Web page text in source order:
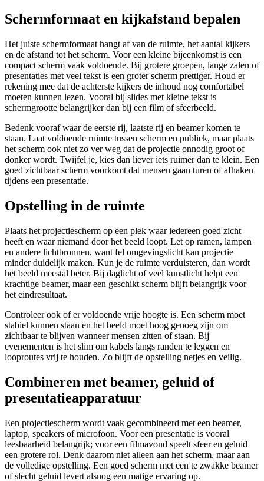
Schermformaat en kijkafstand bepalen
Het juiste schermformaat hangt af van de ruimte, het aantal kijkers
en de afstand tot het scherm. Voor een kleine bijeenkomst is een
compact scherm vaak voldoende. Bij grotere groepen, lange zalen of
presentaties met veel tekst is een groter scherm prettiger. Houd er
rekening mee dat de achterste kijkers de inhoud nog comfortabel
moeten kunnen lezen. Vooral bij slides met kleine tekst is
schermgrootte belangrijker dan bij een film of sfeerbeeld.
Bedenk vooraf waar de eerste rij, laatste rij en beamer komen te
staan. Laat voldoende ruimte tussen scherm en publiek, maar plaats
het scherm ook niet zo ver weg dat de projectie onnodig groot of
donker wordt. Twijfel je, kies dan liever iets ruimer dan te klein. Een
goed zichtbaar scherm voorkomt dat mensen gaan turen of afhaken
tijdens een presentatie.
Opstelling in de ruimte
Plaats het projectiescherm op een plek waar iedereen goed zicht
heeft en waar niemand door het beeld loopt. Let op ramen, lampen
en andere lichtbronnen, want fel omgevingslicht kan projectie
minder duidelijk maken. Kun je de ruimte verduisteren, dan wordt
het beeld meestal beter. Bij daglicht of veel kunstlicht helpt een
krachtige beamer, maar een geschikt scherm blijft belangrijk voor
het eindresultaat.
Controleer ook of er voldoende vrije hoogte is. Een scherm moet
stabiel kunnen staan en het beeld moet hoog genoeg zijn om
zichtbaar te blijven wanneer mensen zitten of staan. Bij
evenementen is het slim om kabels langs randen te leggen en
looproutes vrij te houden. Zo blijft de opstelling netjes en veilig.
Combineren met beamer, geluid of
presentatieapparatuur
Een projectiescherm wordt vaak gecombineerd met een beamer,
laptop, speakers of microfoon. Voor een presentatie is vooral
leesbaarheid belangrijk; voor een filmavond speelt sfeer en geluid
een grotere rol. Denk daarom niet alleen aan het scherm, maar aan
de volledige opstelling. Een goed scherm met een te zwakke beamer
of slecht geluid levert alsnog een matige ervaring op.